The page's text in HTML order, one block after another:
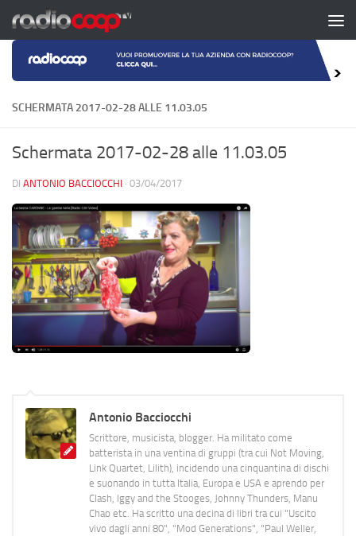
Salta al contenuto
SCHERMATA 2017-02-28 ALLE 11.03.05
Schermata 2017-02-28 alle 11.03.05
DI ANTONIO BACCIOCCHI · 03/04/2017
Antonio Bacciocchi
Scrittore, musicista, blogger. Ha militato come
batterista in una ventina di gruppi (tra cui Not Moving,
Link Quartet, Lilith), incidendo una cinquantina di dischi
e suonando in tutta Italia, Europa e USA e aprendo per
Clash, Iggy and the Stooges, Johnny Thunders, Manu
Chao etc. Ha scritto una decina di libri tra cui "Uscito
vivo dagli anni 80", "Mod Generations", "Paul Weller,